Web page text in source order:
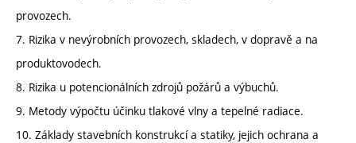
provozech.
7. Rizika v nevýrobních provozech, skladech, v dopravě a na
produktovodech.
8. Rizika u potencionálních zdrojů požárů a výbuchů.
9. Metody výpočtu účinku tlakové vlny a tepelné radiace.
10. Základy stavebních konstrukcí a statiky, jejich ochrana a